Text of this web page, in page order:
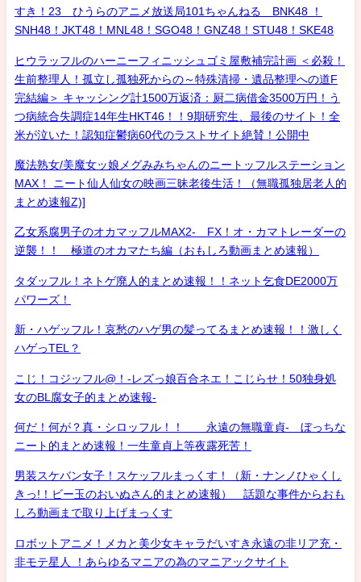
すき！23 ひうらのアニメ放送局101ちゃんねる BNK48 ！
SNH48！JKT48！MNL48！SGO48！GNZ48！STU48！SKE48
ヒウラッフルのハーニーフィニッシュゴミ屋敷補完計画 ＜必殺！
生前整理人！孤立し孤独死からの～特殊清掃・遺品整理への道F
完結編＞ キャッシング計1500万返済：厨二病借金3500万円！う
つ病統合失調症14年生HKT46！！9期研究生、最後のサイト！全
米が泣いた！認知症鬱病60代のラストサイト絶賛！公開中
魔法熟女/美魔女ッ娘メグみみちゃんのニートッフルステーション
MAX！ ニート仙人仙女の映画三昧老後生活！（無職孤独居老人的
まとめ速報Z)]
乙女系腐男子のオカマッフルMAX2- FX！オ・カマトレーダーの
逆襲！！ 極道のオカマたち編（おもしろ動画まとめ速報）
タダッフル！ネトゲ廃人的まとめ速報！！ネット乞食DE2000万
パワーズ！
新・ハゲッフル！哀愁のハゲ男の髪ってるまとめ速報！！激しく
ハゲっTEL？
こじ！コジッフル@！-レズっ娘百合ネエ！こじらせ！50独身処
女のBL腐女子的まとめ速報-
何だ！何が？真・シロッフル！！ 永遠の無職童貞- ぼっちな
ニート的まとめ速報！一生童貞上等夜露死苦！
男装スケバン女子！スケッフルまっくす！（新・ナンノひゃくし
きっ!！ビー玉のおいぬさん的まとめ速報） 話題な事件からおも
しろ動画まで取り上げまっくす
ロボットアニメ！メカと美少女キャラだいすき永遠の非リア充・
非モテ星人 ！あらゆるマニアの為のマニアックサイト